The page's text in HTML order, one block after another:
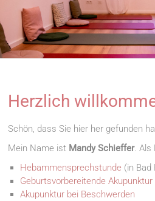
Herzlich
Schön, dass Sie hier her gefunden
Mein Name ist Mandy Schieffer. Als
Hebammensprechstunde (in Bad
Geburtsvorbereitende Akupunktur
Akupunktur bei Beschwerden